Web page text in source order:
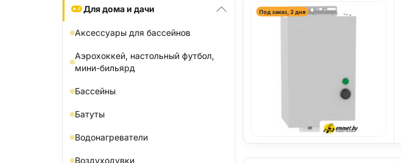
Для дома и дачи
Аксессуары для бассейнов
Аэрохоккей, настольный футбол,
мини-бильярд
Бассейны
Батуты
Водонагреватели
Воздуходувки
Под заказ, 2 дня